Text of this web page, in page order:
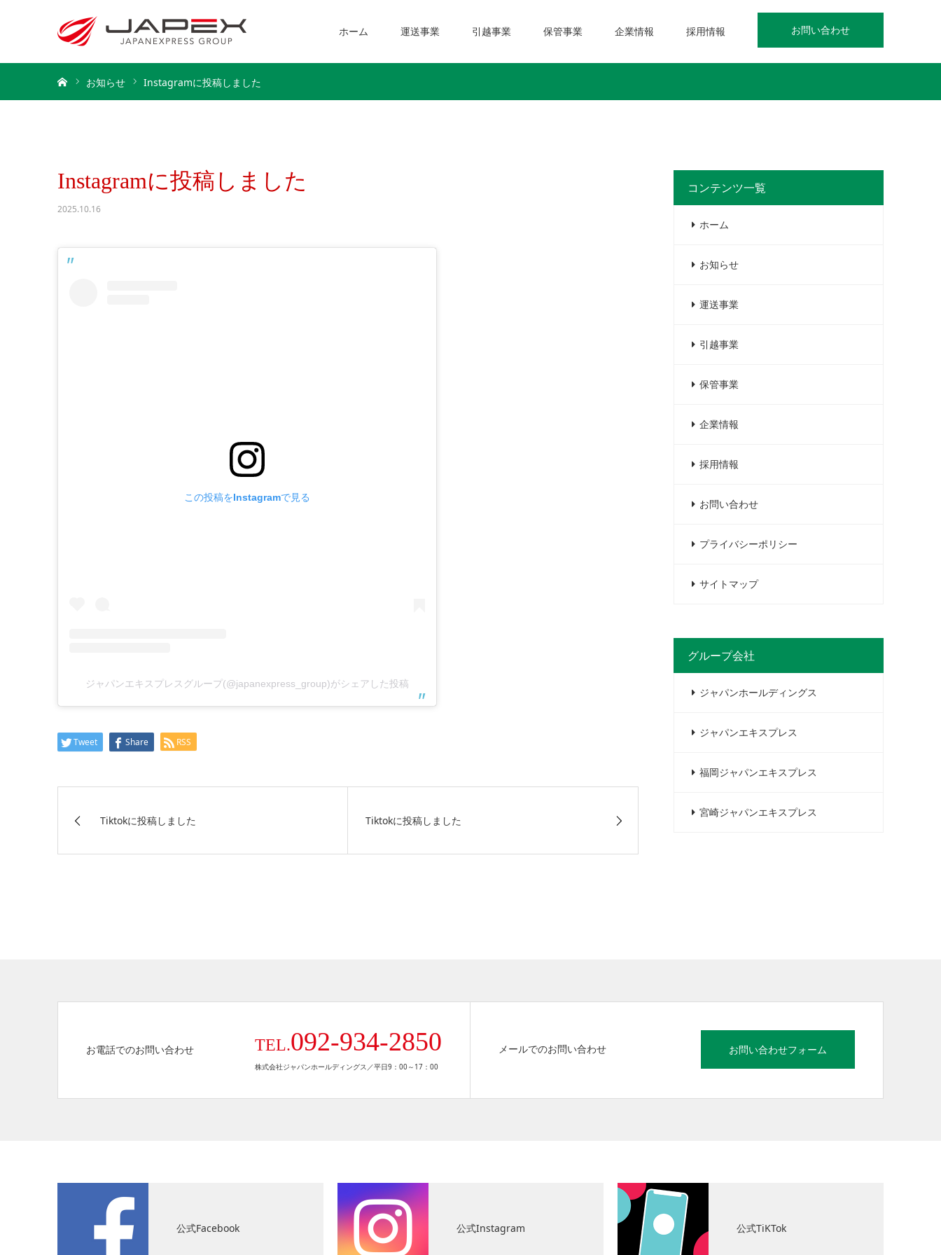
お問い合わせ
ホーム 運送事業 引越事業 保管事業 企業情報 採用情報
お知らせ Instagramに投稿しました
Instagramに投稿しました
2025.10.16
この投稿をInstagramで見る
ジャパンエキスプレスグループ(@japanexpress_group)がシェアした投稿
Tweet Share RSS
Tiktokに投稿しました Tiktokに投稿しました
コンテンツ一覧
ホーム
お知らせ
運送事業
引越事業
保管事業
企業情報
採用情報
お問い合わせ
プライバシーポリシー
サイトマップ
グループ会社
ジャパンホールディングス
ジャパンエキスプレス
福岡ジャパンエキスプレス
宮崎ジャパンエキスプレス
お電話でのお問い合わせ TEL.092-934-2850
株式会社ジャパンホールディングス／平日9：00～17：00
メールでのお問い合わせ お問い合わせフォーム
公式Facebook 公式Instagram 公式TiKTok